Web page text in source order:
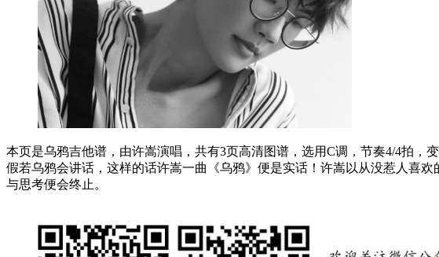
本页是乌鸦吉他谱，由许嵩演唱，共有3页高清图谱，选用C调，节奏4/4拍，变
假若乌鸦会讲话，这样的话许嵩一曲《乌鸦》便是实话！许嵩以从没惹人喜
与思考便会终止。